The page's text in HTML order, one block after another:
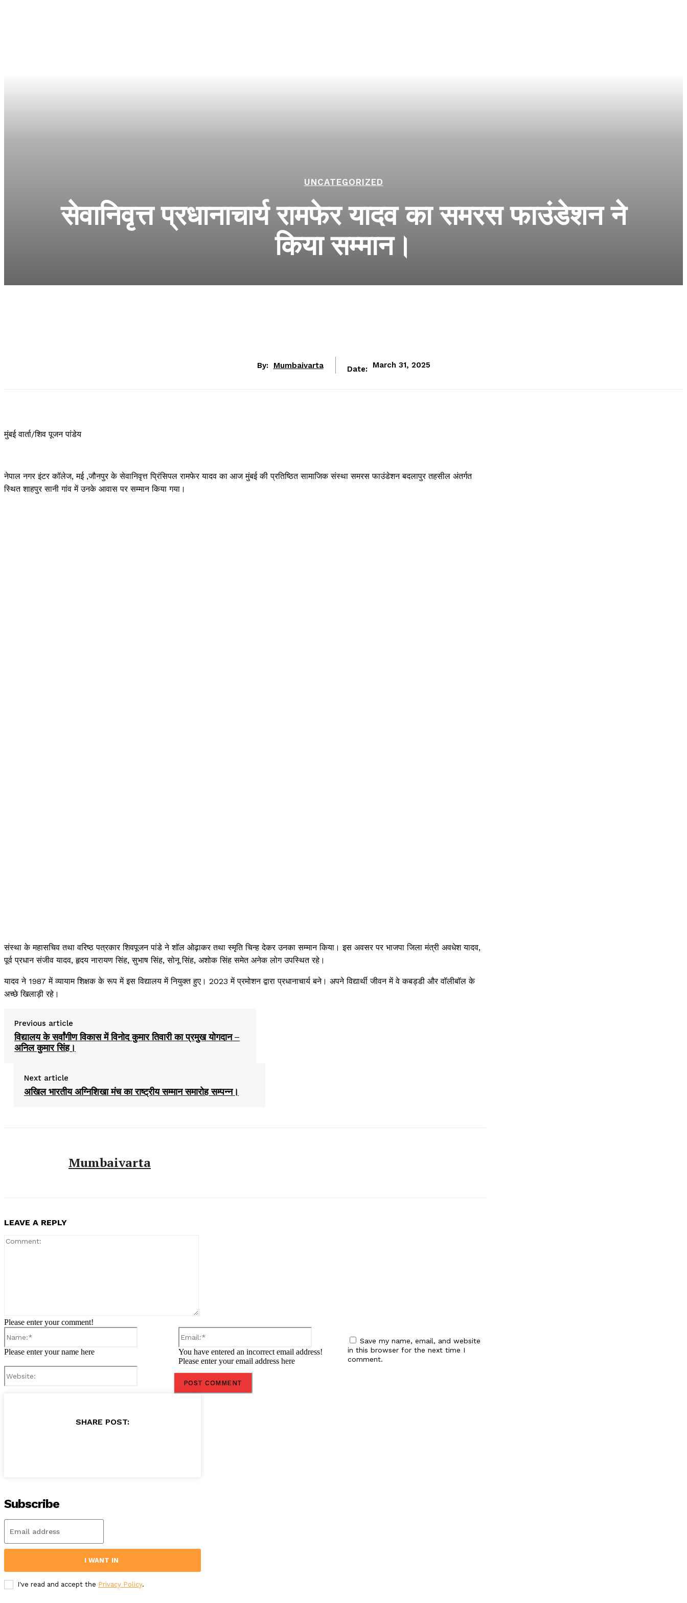
UNCATEGORIZED
सेवानिवृत्त प्रधानाचार्य रामफेर यादव का समरस फाउंडेशन ने
किया सम्मान।
By: Mumbaivarta Date: March 31, 2025
मुंबई वार्ता/शिव पूजन पांडेय
नेपाल नगर इंटर कॉलेज, मई ,जौनपुर के सेवानिवृत्त प्रिंसिपल रामफेर यादव का आज मुंबई की प्रतिष्ठित सामाजिक संस्था समरस फाउंडेशन बदलापुर तहसील अंतर्गत
स्थित शाहपुर सानी गांव में उनके आवास पर सम्मान किया गया।
संस्था के महासचिव तथा वरिष्ठ पत्रकार शिवपूजन पांडे ने शॉल ओढ़ाकर तथा स्मृति चिन्ह देकर उनका सम्मान किया। इस अवसर पर भाजपा जिला मंत्री अवधेश यादव,
पूर्व प्रधान संजीव यादव, हृदय नारायण सिंह, सुभाष सिंह, सोनू सिंह, अशोक सिंह समेत अनेक लोग उपस्थित रहे।
यादव ने 1987 में व्यायाम शिक्षक के रूप में इस विद्यालय में नियुक्त हुए। 2023 में प्रमोशन द्वारा प्रधानाचार्य बने। अपने विद्यार्थी जीवन में वे कबड्डी और वॉलीबॉल के
अच्छे खिलाड़ी रहे।
Previous article
विद्यालय के सर्वांगीण विकास में विनोद कुमार तिवारी का प्रमुख योगदान –
अनिल कुमार सिंह।
Next article
अखिल भारतीय अग्निशिखा मंच का राष्ट्रीय सम्मान समारोह सम्पन्न।
Mumbaivarta
LEAVE A REPLY
Please enter your comment!
Please enter your name here
Email:*
You have entered an incorrect email address!
Please enter your email address here
Save my name, email, and website
in this browser for the next time I
comment.
SHARE POST:
Subscribe
I WANT IN
I've read and accept the Privacy Policy.